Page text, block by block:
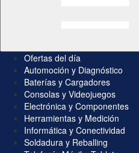
Ofertas del día
Automoción y Diagnóstico
Baterías y Cargadores
Consolas y Videojuegos
Electrónica y Componentes
Herramientas y Medición
Informática y Conectividad
Soldadura y Reballing